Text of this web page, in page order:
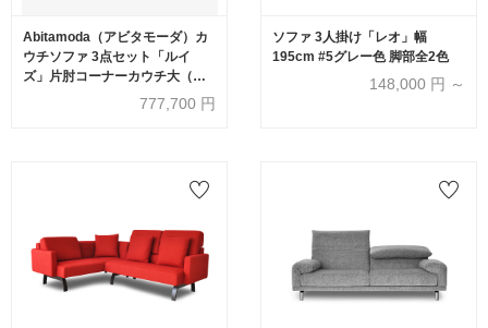
Abitamoda（アビタモーダ）カ
ウチソファ 3点セット「ルイ
ズ」片肘コーナーカウチ大（向
かって右）+スツール+カウチ背
無小（向かって左）カバーリン
777,700 円
ソファ 3人掛け「レオ」幅
195cm #5グレー色 脚部全2色
148,000 円 ～